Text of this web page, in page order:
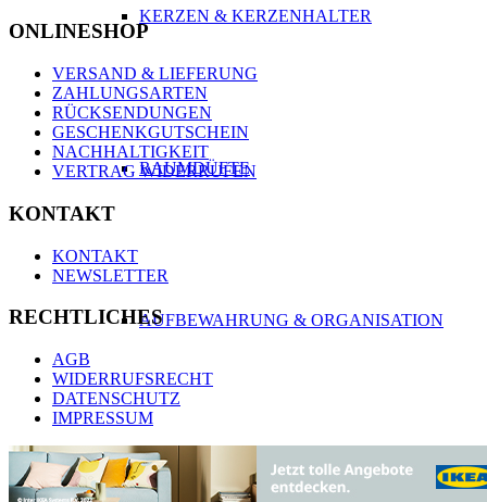
KERZEN & KERZENHALTER
RAUMDÜFTE
AUFBEWAHRUNG & ORGANISATION
GARDEROBEN
ONLINESHOP
VERSAND & LIEFERUNG
ZAHLUNGSARTEN
RÜCKSENDUNGEN
GESCHENKGUTSCHEIN
NACHHALTIGKEIT
VERTRAG WIDERRUFEN
KONTAKT
KONTAKT
NEWSLETTER
RECHTLICHES
AGB
WIDERRUFSRECHT
DATENSCHUTZ
IMPRESSUM